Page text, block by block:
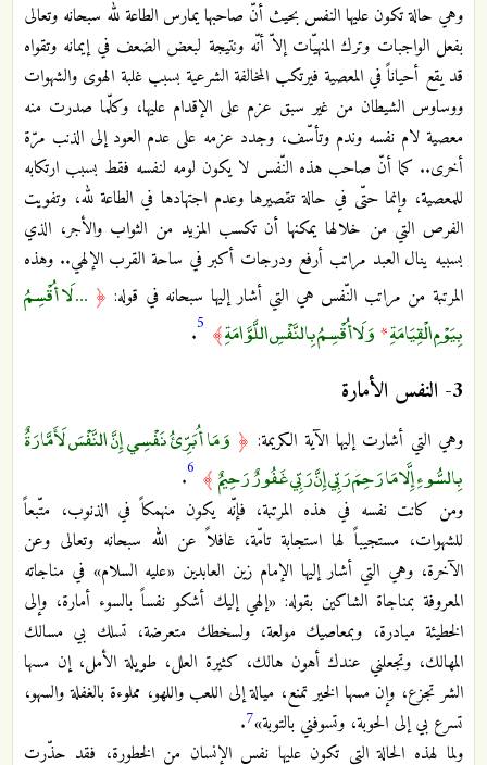
وهي حالة تكون عليها النفس بحيث أنّ صاحبها يمارس الطاعة لله سبحانه وتعالى
بفعل الواجبات وترك المنهيّات إلاّ أنّه ونتيجة لبعض الضعف في إيمانه وتقواه
قد يقع أحياناً في المعصية فيرتكب المخالفة الشرعية بسبب غلبة الهوى والشهوات
ووساوس الشيطان من غير سبق عزم على الإقدام عليها، وكلّما صدرت منه
معصية لام نفسه وندم وتأسّف، وجدد عزمه على عدم العود إلى الذنب مرّة
أخرى.. كما أنّ صاحب هذه النّفس لا يكون لومه لنفسه فقط بسبب ارتكابه
للمعصية، وإنما حتّى في حالة تقصيرها وعدم اجتهادها في الطاعة لله، وتفويت
الفرص التي من خلالها يمكنها أن تكسب المزيد من الثواب والأجر، الذي
بسببه ينال العبد مراتب أرفع ودرجات أكبر في ساحة القرب الإلهي.. وهذه
المرتبة من مراتب النّفس هي التي أشار إليها سبحانه في قوله: ﴿ ... لَا أُقْسِمُ
بِيَوْمِ الْقِيَامَةِ* وَلَا أُقْسِمُ بِالنَّفْسِ اللَّوَّامَةِ﴾ 5
.
3- النفس الأمارة
وهي التي أشارت إليها الآية الكريمة: ﴿ وَمَا أُبَرِّئُ نَفْسِي إِنَّ النَّفْسَ لَأَمَّارَةٌ
بِالسُّوءِ إِلَّا مَا رَحِمَ رَبِّي إِنَّ رَبِّي غَفُورٌ رَحِيمٌ ﴾ 6
.
ومن كانت نفسه في هذه المرتبة، فإنّه يكون منهمكاً في الذنوب، متّبعاً
للشهوات، مستجيباً لها استجابة تامّة، غافلاً عن الله سبحانه وتعالى وعن
الآخرة، وهي التي أشار إليها الإمام زين العابدين «عليه السلام» في مناجاته
المعروفة بمناجاة الشاكين بقوله: «إلهي إليك أشكو نفساً بالسوء أمارة، وإلى
الخطيئة مبادرة، وبمعاصيك مولعة، ولسخطك متعرضة، تسلك بي مسالك
المهالك، وتجعلني عندك أهون هالك، كثيرة العلل، طويلة الأمل، إن مسها
الشر تجزع، وإن مسها الخير تمنع، ميالة إلى اللعب واللهو، مملوءة بالغفلة والسهو،
تسرع بي إلى الحوبة، وتسوفني بالتوبة»7
.
ولما لهذه الحالة التي تكون عليها نفس الإنسان من الخطورة، فقد حذّرت